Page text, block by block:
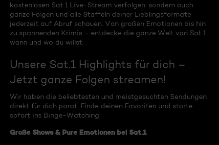
kostenlosen Sat.1 Live-Stream verfolgen, sondern auch
ganze Folgen und alle Staffeln deiner Lieblingsformate
jederzeit auf Abruf schauen. Von großen Emotionen bis hin
zu spannenden Krimis – entdecke die ganze Welt von Sat.1,
wann und wo du willst.
Unsere Sat.1 Highlights für dich –
Jetzt ganze Folgen streamen!
Wir haben die beliebtesten und meistgesuchten Sendungen
direkt für dich parat. Finde deinen Favoriten und starte
sofort ins Binge-Watching:
Große Shows & Pure Emotionen bei Sat.1